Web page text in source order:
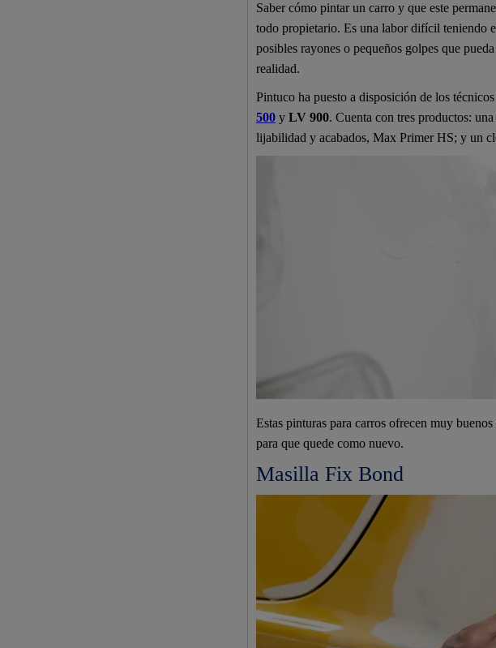
Saber cómo pintar un carro y que este
todo propietario. Es una labor difícil teniendo
posibles rayones o pequeños golpes que
realidad.
Pintuco ha puesto a disposición de los
500y LV 900. Cuenta con tres productos:
lijabilidad y acabados, Max Primer HS; y un
Estas pinturas para carros ofrecen muy
para que quede como nuevo.
Masilla Fix Bond